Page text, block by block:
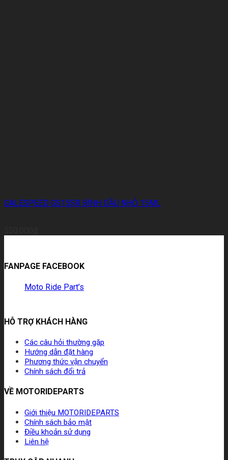
GALESPEED GS15SR BÌNH DẦU NHỎ 15ML
FANPAGE FACEBOOK
Moto Ride Part’s
HỖ TRỢ KHÁCH HÀNG
Các câu hỏi thường gặp
Hướng dẫn đặt hàng
Phương thức vận chuyển
Chính sách đổi trả
VỀ MOTORIDEPARTS
Giới thiệu MOTORIDEPARTS
Chính sách bảo mật
Điều khoản sử dụng
Liên hệ